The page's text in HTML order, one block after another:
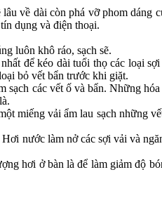
về dài còn phá vỡ phom dáng
dụng và điện thoại.
luôn khô ráo, sạch sẽ.
để kéo dài tuổi thọ các loại
bỏ vết bẩn trước khi giặt.
sạch các vết ố và bẩn. Những
miếng vải ẩm lau sạch những
nước làm nở các sợi vải và
hơi ở bàn là để làm giảm độ